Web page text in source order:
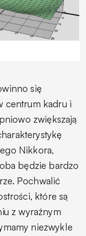
się
centrum kadru i
zwiększają
Nikkora,
będzie bardzo
Pochwalić
które są
z wyraźnym
niezwykle